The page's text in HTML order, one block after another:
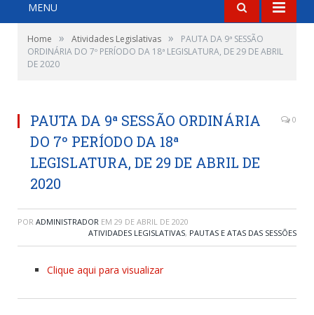
MENU
Home » Atividades Legislativas »
PAUTA DA 9ª SESSÃO
ORDINÁRIA DO 7º PERÍODO DA 18ª LEGISLATURA, DE 29 DE ABRIL
DE 2020
PAUTA DA 9ª SESSÃO ORDINÁRIA
DO 7º PERÍODO DA 18ª
LEGISLATURA, DE 29 DE ABRIL DE
2020
0
POR ADMINISTRADOR EM 29 DE ABRIL DE 2020
ATIVIDADES LEGISLATIVAS, PAUTAS E ATAS DAS SESSÕES
Clique aqui para visualizar